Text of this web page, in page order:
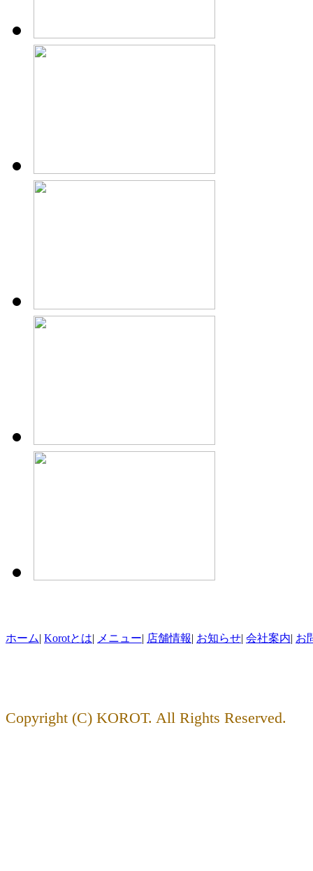
ホーム| Korotとは| メニュー| 店舗情報| お知らせ| 会社案内| お
Copyright (C) KOROT. All Rights Reserved.